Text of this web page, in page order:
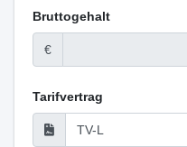
Bruttogehalt
€
Tarifvertrag